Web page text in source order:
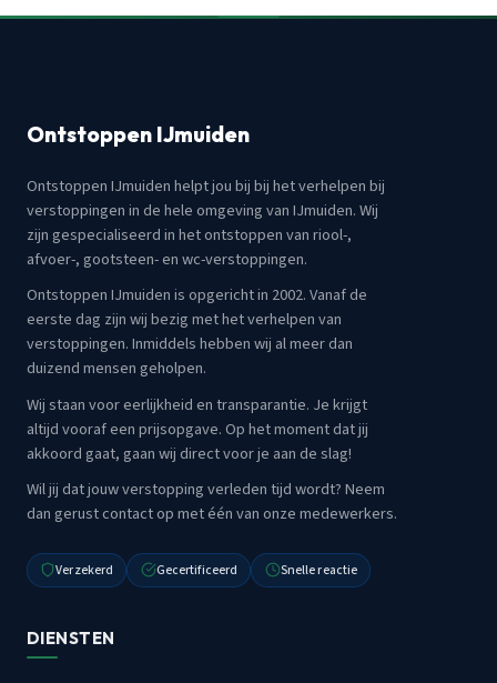
Ontstoppen IJmuiden
Ontstoppen IJmuiden helpt jou bij bij het verhelpen bij
verstoppingen in de hele omgeving van IJmuiden. Wij
zijn gespecialiseerd in het ontstoppen van riool-,
afvoer-, gootsteen- en wc-verstoppingen.
Ontstoppen IJmuiden is opgericht in 2002. Vanaf de
eerste dag zijn wij bezig met het verhelpen van
verstoppingen. Inmiddels hebben wij al meer dan
duizend mensen geholpen.
Wij staan voor eerlijkheid en transparantie. Je krijgt
altijd vooraf een prijsopgave. Op het moment dat jij
akkoord gaat, gaan wij direct voor je aan de slag!
Wil jij dat jouw verstopping verleden tijd wordt? Neem
dan gerust contact op met één van onze medewerkers.
Verzekerd Gecertificeerd Snelle reactie
DIENSTEN